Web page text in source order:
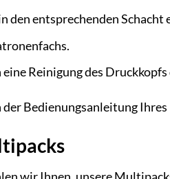
den entsprechenden Schacht
Reinigung des Druckkopfs
der Bedienungsanleitung